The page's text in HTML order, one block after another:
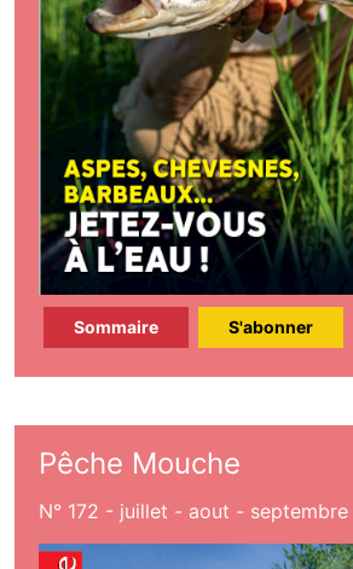
Sommaire S'abonner
Pêche Mouche
N° 172 - juillet - aout -